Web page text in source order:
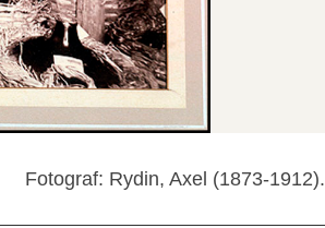
Fotograf: Rydin, Axel (1873-1912).